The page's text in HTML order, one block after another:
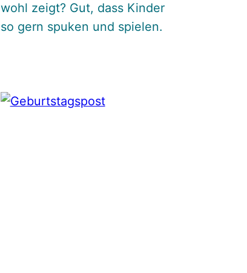
wohl zeigt? Gut, dass Kinder
so gern spuken und spielen.